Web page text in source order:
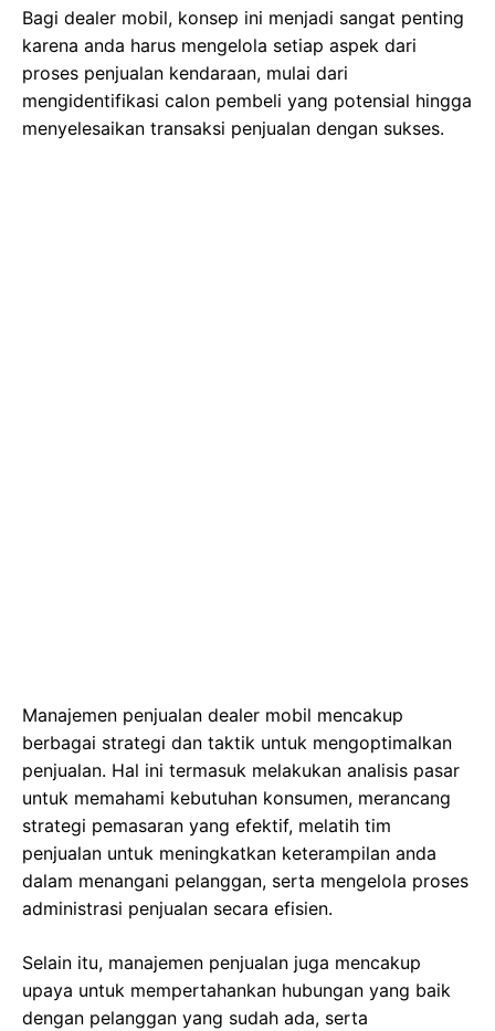
Bagi dealer mobil, konsep ini menjadi sangat penting
karena anda harus mengelola setiap aspek dari
proses penjualan kendaraan, mulai dari
mengidentifikasi calon pembeli yang potensial hingga
menyelesaikan transaksi penjualan dengan sukses.
Manajemen penjualan dealer mobil mencakup
berbagai strategi dan taktik untuk mengoptimalkan
penjualan. Hal ini termasuk melakukan analisis pasar
untuk memahami kebutuhan konsumen, merancang
strategi pemasaran yang efektif, melatih tim
penjualan untuk meningkatkan keterampilan anda
dalam menangani pelanggan, serta mengelola proses
administrasi penjualan secara efisien.
Selain itu, manajemen penjualan juga mencakup
upaya untuk mempertahankan hubungan yang baik
dengan pelanggan yang sudah ada, serta